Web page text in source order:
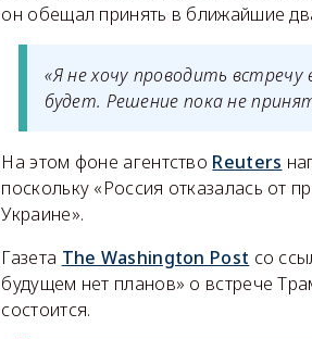
он обещал принять в ближайшие
«Я не хочу проводить
будет. Решение пока не
На этом фоне агентство Reuters
поскольку «Россия отказалась
Украине».
Газета The Washington Post со
будущем нет планов» о встрече
состоится.